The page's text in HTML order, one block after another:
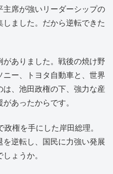
席が強いリーダーシップの
ました。だから逆転できた
ありました。戦後の焼け野
ー、トヨタ自動車と、世界
、池田政権の下、強力な産
あったからです。
権を手にした岸田総理。
逆転し、国民に力強い発展
ょうか。